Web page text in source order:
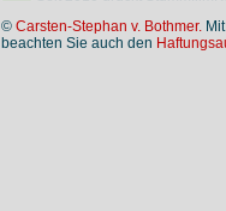
© Carsten-Stephan v. Bothmer.
beachten Sie auch den